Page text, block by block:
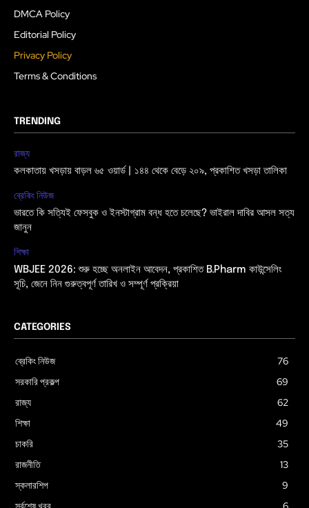
DMCA Policy
Editorial Policy
Privacy Policy
Terms & Conditions
TRENDING
রাজ্য
কলকাতায় খসড়ায় বাড়ল ৬৫ ওয়ার্ড | ১৪৪ থেকে বেড়ে ২০৯, প্রকাশিত খসড়া তালিকা
ব্রেকিং নিউজ
ভারতে কি সত্যিই ফেসবুক ও ইনস্টাগ্রাম বন্ধ হতে চলেছে? ভাইরাল দাবির আসল সত্য
জানুন
শিক্ষা
WBJEE 2026: শুরু হচ্ছে অনলাইন আবেদন, প্রকাশিত B.Pharm কাউন্সেলিং
সূচি, জেনে নিন গুরুত্বপূর্ণ তারিখ ও সম্পূর্ণ প্রক্রিয়া
CATEGORIES
ব্রেকিং নিউজ
76
সরকারি প্রকল্প
69
রাজ্য
62
শিক্ষা
49
চাকরি
35
রাজনীতি
13
স্কলারশিপ
9